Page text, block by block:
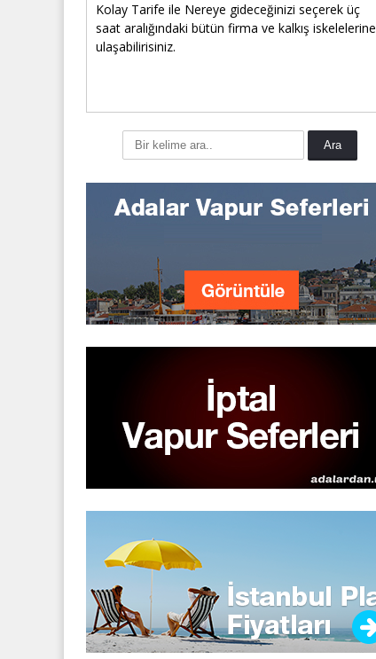
Kolay Tarife ile Nereye gideceğinizi seçerek üç
saat aralığındaki bütün firma ve kalkış iskelelerine
ulaşabilirisiniz.